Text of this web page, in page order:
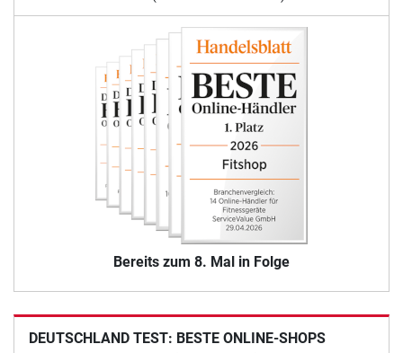
Bereits zum 8. Mal in Folge
DEUTSCHLAND TEST: BESTE ONLINE-SHOPS